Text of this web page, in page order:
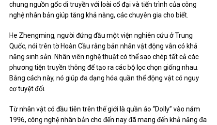
chung nguồn gốc di truyền với loài cổ đại và tiến trình của công
nghệ nhân bản giúp tăng khả năng, các chuyên gia cho biết.
He Zhengming, người đứng đầu một viện nghiên cứu ở Trung
Quốc, nói trên tờ Hoàn Cầu rằng bản nhân vật động vẫn có khả
năng sinh sản. Nhân viên nghệ thuật có thể sao chép tất cả các
phương tiện truyền thông để tạo ra các bộ lọc chọn giống nhau.
Bằng cách này, nó giúp đa dạng hóa quần thể động vật có nguy
cơ tuyệt đối.
Từ nhân vật có đầu tiên trên thế giới là quần áo “Dolly” vào năm
1996, công nghệ nhân bản cho đến nay đã mang đến khả năng đa